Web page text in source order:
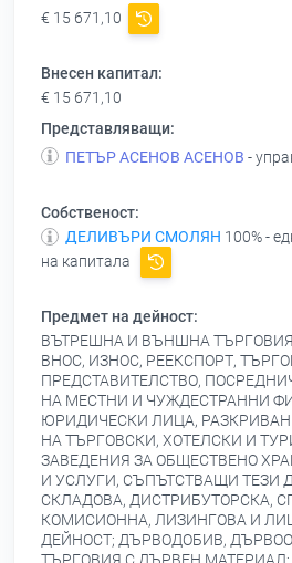
€ 15 671,10
Внесен капитал:
€ 15 671,10
Представляващи:
ПЕТЪР АСЕНОВ АСЕНОВ -
Собственост:
ДЕЛИВЪРИ СМОЛЯН 100% -
на капитала
Предмет на дейност:
ВЪТРЕШНА И ВЪНШНА
ВНОС, ИЗНОС, РЕЕКСПОРТ,
ПРЕДСТАВИТЕЛСТВО,
НА МЕСТНИ И ЧУЖДЕСТРАННИ
ЮРИДИЧЕСКИ ЛИЦА,
НА ТЪРГОВСКИ, ХОТЕЛСКИ И
ЗАВЕДЕНИЯ ЗА ОБЩЕСТВЕНО
И УСЛУГИ, СЪПЪТСТВАЩИ ТЕЗИ
СКЛАДОВА, ДИСТРИБУТОРСКА,
КОМИСИОННА, ЛИЗИНГОВА И
ДЕЙНОСТ; ДЪРВОДОБИВ,